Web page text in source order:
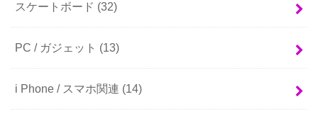
スケートボード (32)
PC / ガジェット (13)
i Phone / スマホ関連 (14)